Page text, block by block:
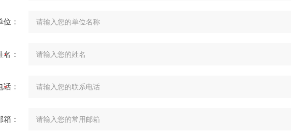
位：
名：
话：
箱：